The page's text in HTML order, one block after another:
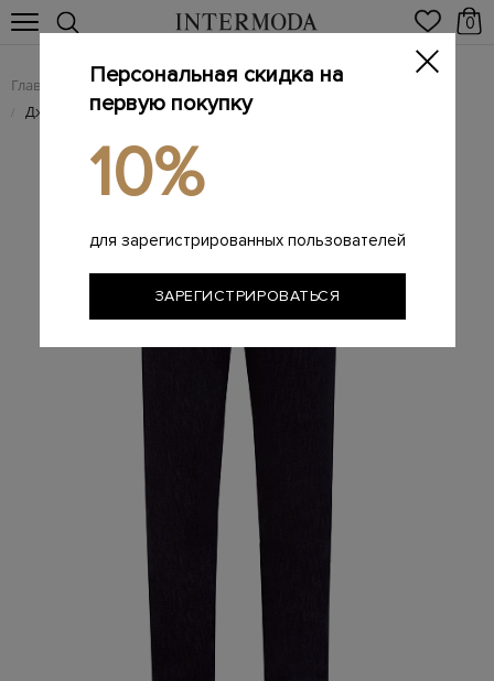
0
Главная Мужчинам / Одежда / Мужские джинсы
/ Джинсы из хлопка и лиоцелла с кожаной нашивкой на поясе
Персональная скидка на
первую покупку
10%
для зарегистрированных пользователей
ЗАРЕГИСТРИРОВАТЬСЯ